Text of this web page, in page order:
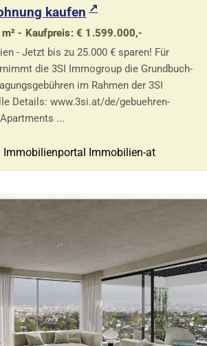
kaufen
- Kaufpreis: € 1.599.000,-
- Jetzt bis zu 25.000 € sparen! Für
die 3SI Immogroup die Grundbuch-
im Rahmen der 3SI
Details: www.3si.at/de/gebuehren-
...
Immobilienportal Immobilien-at